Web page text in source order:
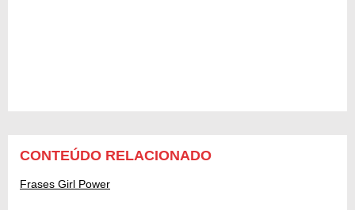
CONTEÚDO RELACIONADO
Frases Girl Power